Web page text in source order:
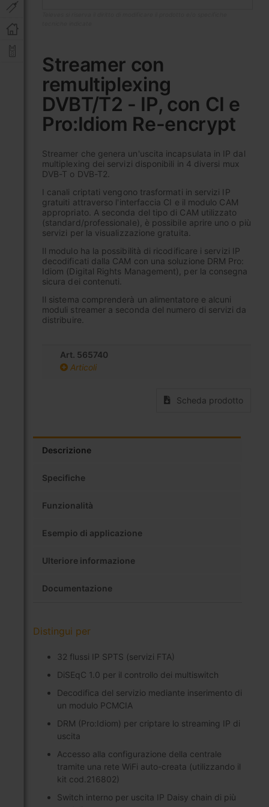
Streamer con
remultiplexing
DVBT/T2 - IP, con CI e
Pro:Idiom Re-encrypt
Streamer che genera un'uscita incapsulata in IP dal
multiplexing dei servizi disponibili in 4 diversi mux
DVB-T o DVB-T2.
I canali criptati vengono trasformati in servizi IP
gratuiti attraverso l'interfaccia CI e il modulo CAM
appropriato. A seconda del tipo di CAM utilizzato
(standard/professionale), è possibile aprire uno o più
servizi per la visualizzazione gratuita.
Il modulo ha la possibilità di ricodificare i servizi IP
decodificati dalla CAM con una soluzione DRM Pro:
Idiom (Digital Rights Management), per la consegna
sicura dei contenuti.
Il sistema comprenderà un alimentatore e alcuni
moduli streamer a seconda del numero di servizi da
distribuire.
Art. 565740
Articoli
Scheda prodotto
della
galleria
di
immagini
Descrizione
Specifiche
Funzionalità
Esempio di applicazione
Ulteriore informazione
Documentazione
Distingui per
32 flussi IP SPTS (servizi FTA)
DiSEqC 1.0 per il controllo dei multiswitch
Decodifica del servizio mediante inserimento di
un modulo PCMCIA
DRM (Pro:Idiom) per criptare lo streaming IP di
uscita
Accesso alla configurazione della centrale
tramite una rete WiFi auto-creata (utilizzando il
kit cod.216802)
Switch interno per uscita IP Daisy chain di più